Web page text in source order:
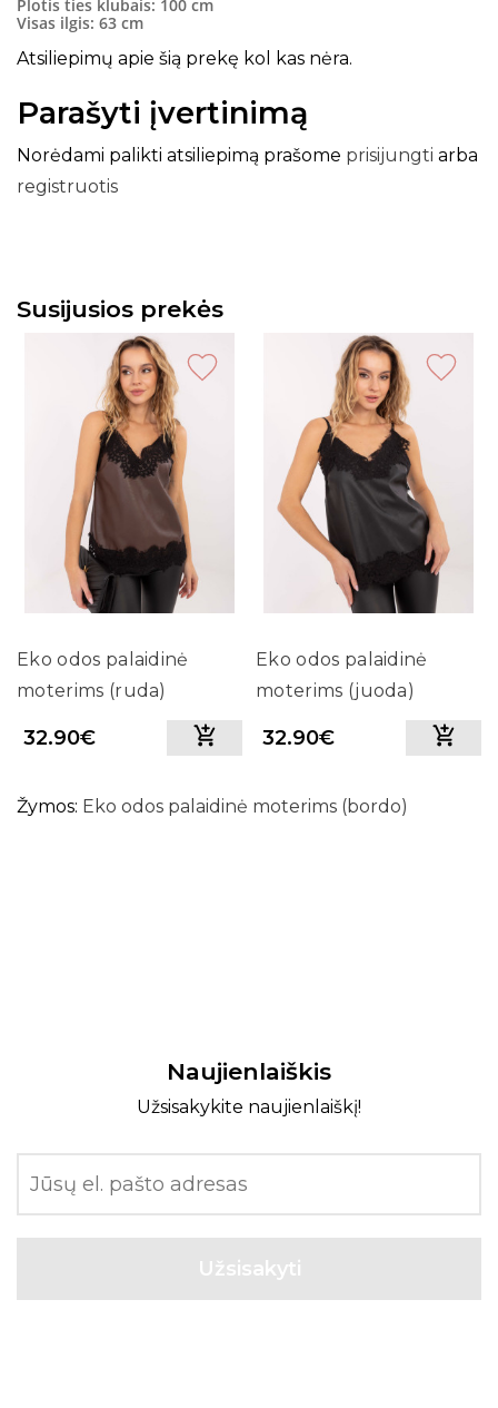
Plotis ties klubais: 100 cm
Visas ilgis: 63 cm
Atsiliepimų apie šią prekę kol kas nėra.
Parašyti įvertinimą
Norėdami palikti atsiliepimą prašome prisijungti arba
registruotis
Susijusios prekės
Eko odos palaidinė
moterims (ruda)
32.90€
Eko odos palaidinė
moterims (juoda)
32.90€
Žymos: Eko odos palaidinė moterims (bordo)
Naujienlaiškis
Užsisakykite naujienlaiškį!